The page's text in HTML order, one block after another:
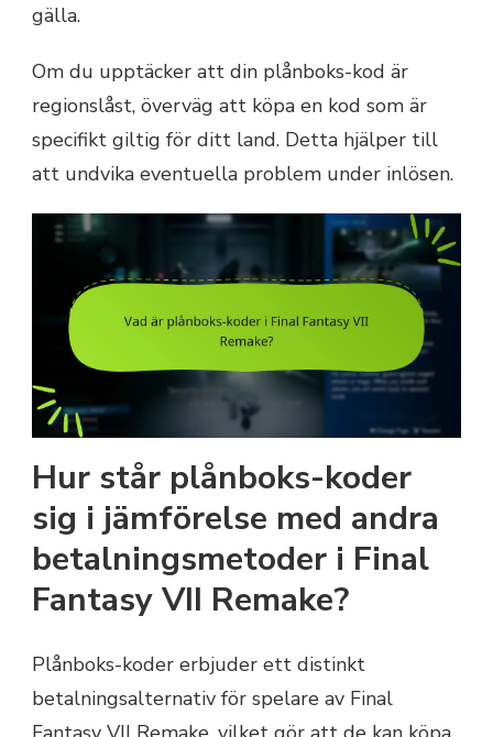
gälla.
Om du upptäcker att din plånboks-kod är
regionslåst, överväg att köpa en kod som är
specifikt giltig för ditt land. Detta hjälper till
att undvika eventuella problem under inlösen.
Hur står plånboks-koder
sig i jämförelse med andra
betalningsmetoder i Final
Fantasy VII Remake?
Plånboks-koder erbjuder ett distinkt
betalningsalternativ för spelare av Final